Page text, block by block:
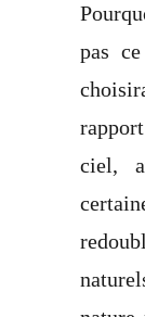
pas
ciel,